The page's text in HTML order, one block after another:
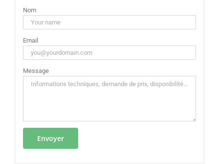
Nom
Email
Message